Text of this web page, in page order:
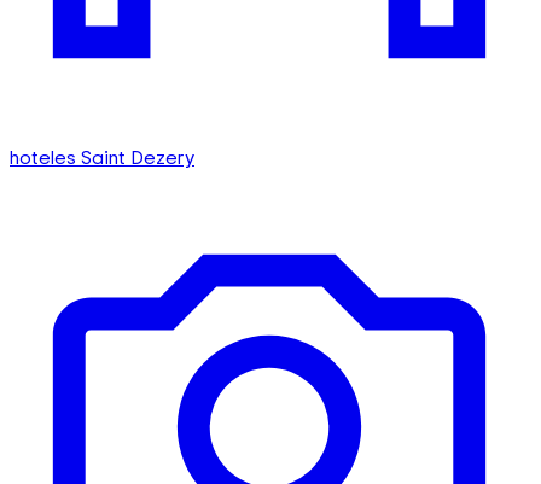
hoteles Saint Dezery